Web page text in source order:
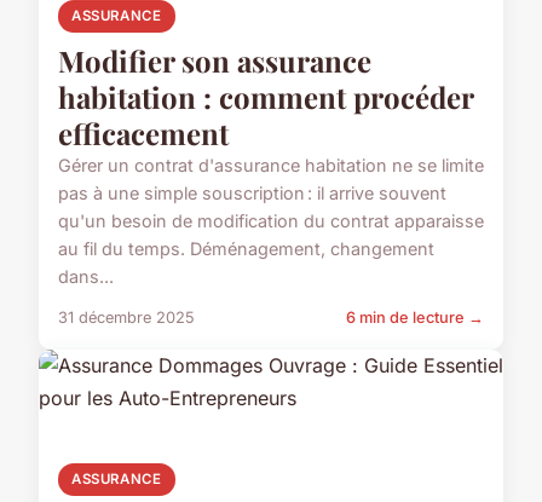
ASSURANCE
Modifier son assurance
habitation : comment procéder
efficacement
Gérer un contrat d'assurance habitation ne se limite
pas à une simple souscription : il arrive souvent
qu'un besoin de modification du contrat apparaisse
au fil du temps. Déménagement, changement
dans...
31 décembre 2025 6 min de lecture →
ASSURANCE